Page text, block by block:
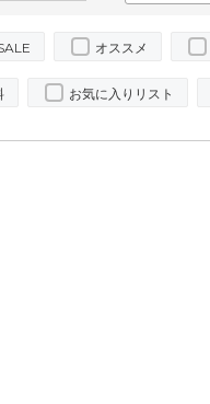
オススメ
お気に入りリスト